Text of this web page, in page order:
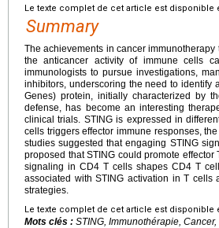
Le texte complet de cet article est disponible
Summary
The achievements in cancer
the anticancer activity of immune cells
immunologists to pursue investigations,
inhibitors, underscoring the need to identify
Genes) protein, initially characterized by
defense, has become an interesting
clinical trials. STING is expressed in
cells triggers effector immune responses,
studies suggested that engaging STING
proposed that STING could promote
signaling in CD4 T cells shapes CD4 T
associated with STING activation in T
strategies.
Le texte complet de cet article est disponible
Mots clés : STING, Immunothérapie,